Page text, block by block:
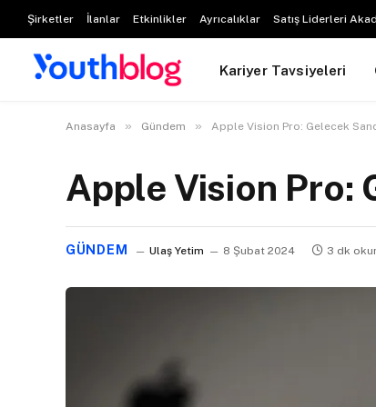
Şirketler İlanlar Etkinlikler Ayrıcalıklar Satış Liderleri
Kariyer Tavsiyeleri
Anasayfa » Gündem » Apple Vision Pro: Gelecek
Apple Vision Pro:
GÜNDEM Ulaş Yetim 8 Şubat 2024 3 dk